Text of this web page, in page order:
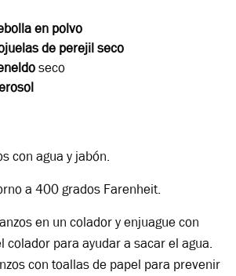
en polvo
de perejil seco
seco
con agua y jabón.
a 400 grados Farenheit.
en un colador y enjuague con
colador para ayudar a sacar el agua.
con toallas de papel para prevenir